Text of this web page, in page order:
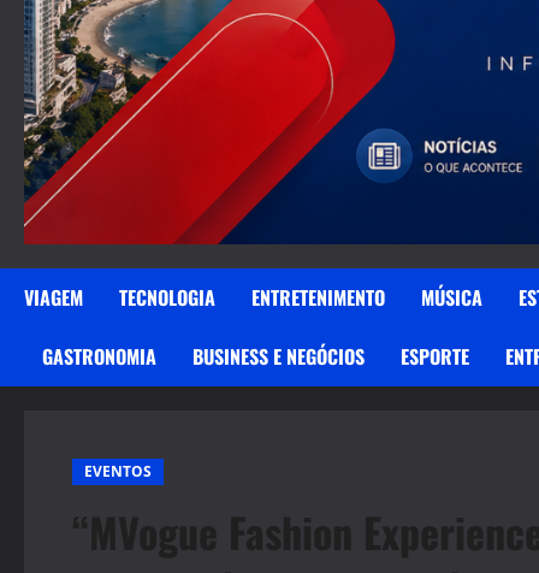
VIAGEM TECNOLOGIA ENTRETENIMENTO MÚSICA
GASTRONOMIA BUSINESS E NEGÓCIOS ESPORTE
EVENTOS
“MVogue Fashion